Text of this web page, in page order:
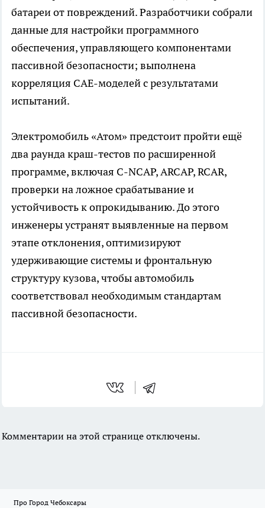
батареи от повреждений. Разработчики собрали
данные для настройки программного
обеспечения, управляющего компонентами
пассивной безопасности; выполнена
корреляция САЕ-моделей с результатами
испытаний.
Электромобиль «Атом» предстоит пройти ещё
два раунда краш-тестов по расширенной
программе, включая C-NCAP, ARCAP, RCAR,
проверки на ложное срабатывание и
устойчивость к опрокидыванию. До этого
инженеры устранят выявленные на первом
этапе отклонения, оптимизируют
удерживающие системы и фронтальную
структуру кузова, чтобы автомобиль
соответствовал необходимым стандартам
пассивной безопасности.
Комментарии на этой странице отключены.
Про Город Чебоксары